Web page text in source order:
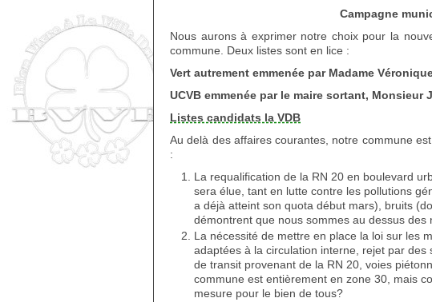
Campagne
Nous aurons à exprimer notre choix pour la
commune. Deux listes sont en lice :
Vert autrement emmenée par Madame
UCVB emmenée par le maire sortant, Monsieur
Listes candidats la VDB
Au delà des affaires courantes, notre commune
:
La requalification de la RN 20 en boulevard
sera élue, tant en lutte contre les pollutions
a déjà atteint son quota début mars), bruits
démontrent que nous sommes au dessus des
La nécessité de mettre en place la loi sur les
adaptées à la circulation interne, rejet par
de transit provenant de la RN 20, voies
commune est entièrement en zone 30, mais
mesure pour le bien de tous?